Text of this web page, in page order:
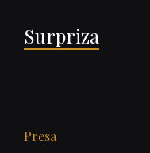
Surpriza
Presa